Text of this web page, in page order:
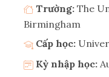
Trường: The
Birmingham
Cấp học:
Kỳ nhập học: